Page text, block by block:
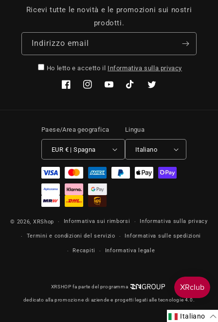
Ricevi tutte le novità e le promozioni sui nostri
prodotti.
Indirizzo email
Ho letto e accetto il Informativa sulla privacy
FacebookInstagramYouTubeTikTok Twitter
Paese/Area geografica
EUR € | Spagna
Lingua
Italiano
Metodi di pagamento
© 2026, XRShop Informativa sui rimborsi Informativa sulla privacy
Termini e condizioni del servizio Informativa sulle spedizioni
Recapiti Informativa legale
XRSHOP fa parte del programma
dedicato alla promozione di aziende e progetti legati alle tecnologie 4.0.
Italiano